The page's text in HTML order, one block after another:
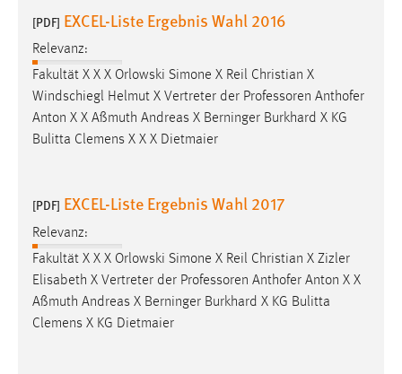
[PDF] EXCEL-Liste Ergebnis Wahl 2016
Relevanz:
Fakultät X X X Orlowski Simone X Reil Christian X
Windschiegl Helmut X Vertreter der Professoren Anthofer
Anton X X Aßmuth Andreas X Berninger Burkhard X KG
Bulitta Clemens X X X Dietmaier
[PDF] EXCEL-Liste Ergebnis Wahl 2017
Relevanz:
Fakultät X X X Orlowski Simone X Reil Christian X Zizler
Elisabeth X Vertreter der Professoren Anthofer Anton X X
Aßmuth Andreas X Berninger Burkhard X KG Bulitta
Clemens X KG Dietmaier